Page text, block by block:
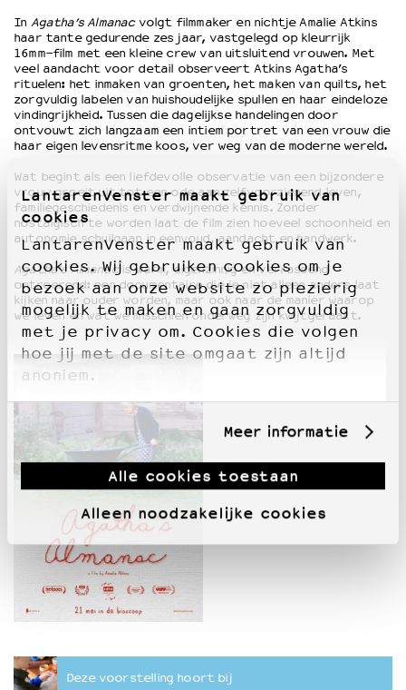
LantarenVenster maakt gebruik van
cookies
LantarenVenster maakt gebruik van
cookies. Wij gebruiken cookies om je
bezoek aan onze website zo plezierig
mogelijk te maken en gaan zorgvuldig
met je privacy om. Cookies die volgen
hoe jij met de site omgaat zijn altijd
anoniem.
Meer informatie
Alle cookies toestaan
Alleen noodzakelijke cookies
In Agatha’s Almanacvolgt filmmaker en nichtje Amalie Atkins
haar tante gedurende zes jaar, vastgelegd op kleurrijk
16mm-film met een kleine crew van uitsluitend vrouwen. Met
veel aandacht voor detail observeert Atkins Agatha’s
rituelen: het inmaken van groenten, het maken van quilts, het
zorgvuldig labelen van huishoudelijke spullen en haar eindeloze
vindingrijkheid. Tussen die dagelijkse handelingen door
ontvouwt zich langzaam een intiem portret van een vrouw die
haar eigen levensritme koos, ver weg van de moderne wereld.
Wat begint als een liefdevolle observatie van een bijzondere
vrouw groeit uit tot een ode aan zelfvoorzienend leven,
familiegeschiedenis en verdwijnende kennis. Zonder
nostalgisch te worden laat de film zien hoeveel schoonheid en
autonomie schuilgaan in eenvoud, aandacht en handwerk.
Agatha’s Almanacis warm, eigenzinnig en verrassend
ontroerend: een documentaire die je niet alleen anders laat
kijken naar ouder worden, maar ook naar de manier waarop
we leven en wat we misschien onderweg zijn kwijtgeraakt.
Deze voorstelling hoort bij